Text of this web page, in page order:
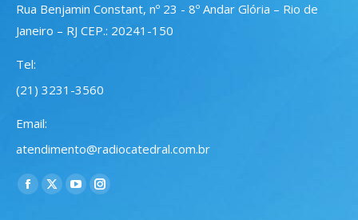
Rua Benjamin Constant, nº 23 - 8º Andar Glória – Rio de
Janeiro – RJ CEP.: 20241-150
Tel:
(21) 3231-3560
Email:
atendimento@radiocatedral.com.br
Encontre-nos em:
Facebook
X
YouTubeInstagram